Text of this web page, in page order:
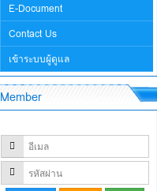
E-Document
Contact Us
เข้าระบบผู้ดูแล
Member